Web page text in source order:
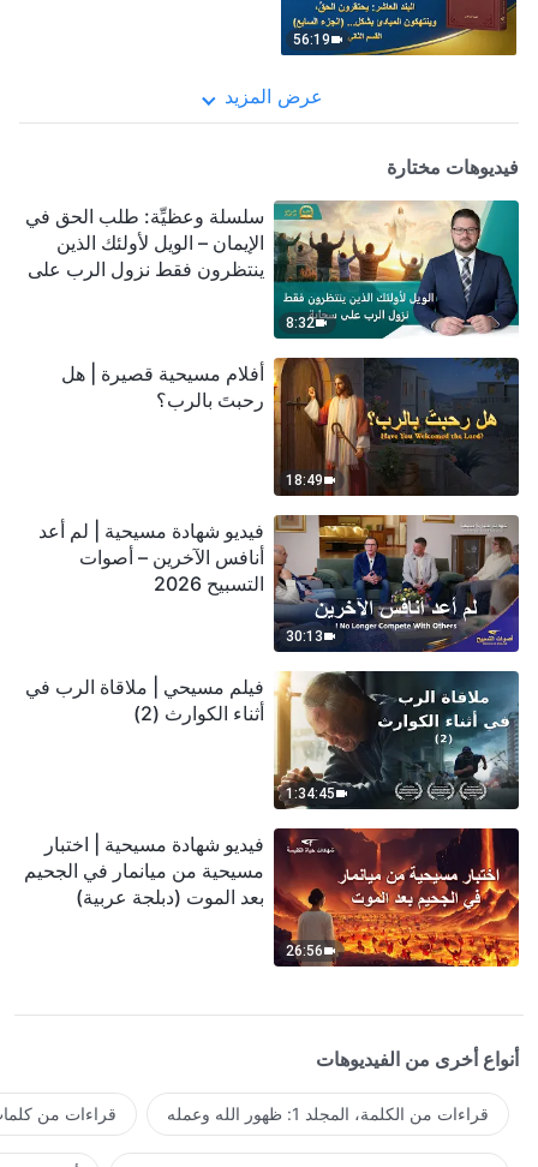
56:19
عرض المزيد
فيديوهات مختارة
8:32
سلسلة وعظيِّة: طلب الحق في
الإيمان – الويل لأولئك الذين
ينتظرون فقط نزول الرب على
18:49
أفلام مسيحية قصيرة | هل
رحبتَ بالرب؟
30:13
فيديو شهادة مسيحية | لم أعد
أنافس الآخرين – أصوات
التسبيح 2026
1:34:45
فيلم مسيحي | ملاقاة الرب في
أثناء الكوارث (2)
26:56
فيديو شهادة مسيحية | اختبار
مسيحية من ميانمار في الجحيم
بعد الموت (دبلجة عربية)
أنواع أخرى من الفيديوهات
قراءات من الكلمة، المجلد 1: ظهور الله وعمله قراءات من